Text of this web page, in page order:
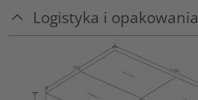
Logistyka i opakowania